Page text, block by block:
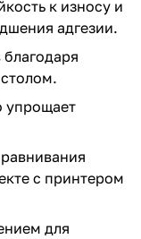
к износу и
адгезии.
упрощает
с принтером
для